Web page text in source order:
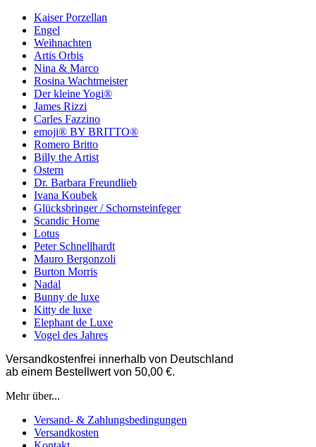
Kaiser Porzellan
Engel
Weihnachten
Artis Orbis
Nina & Marco
Rosina Wachtmeister
Der kleine Yogi®
James Rizzi
Carles Fazzino
emoji® BY BRITTO®
Romero Britto
Billy the Artist
Ostern
Dr. Barbara Freundlieb
Ivana Koubek
Glücksbringer / Schornsteinfeger
Scandic Home
Lotus
Peter Schnellhardt
Mauro Bergonzoli
Burton Morris
Nadal
Bunny de luxe
Kitty de luxe
Elephant de Luxe
Vogel des Jahres
Versandkostenfrei innerhalb von Deutschland
ab einem Bestellwert von 50,00 €.
Mehr über...
Versand- & Zahlungsbedingungen
Versandkosten